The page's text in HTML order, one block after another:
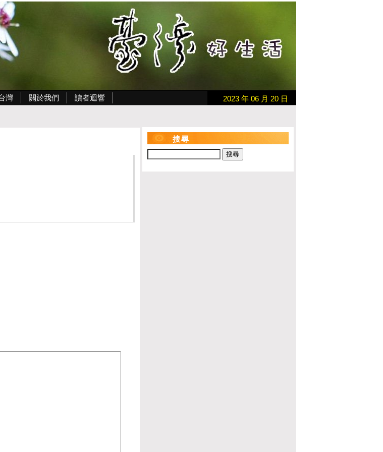
灣 關於我們 讀者迴響 2023 年 06 月 20 日
搜尋